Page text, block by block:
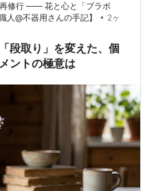
ことの良し悪しが出て来
辺り、改善の余地があき…
修行 ―― 花と心と「ブラボ
人@不器用さんの手記】
• 2ヶ
段取り」を変えた、個
ントの極意は